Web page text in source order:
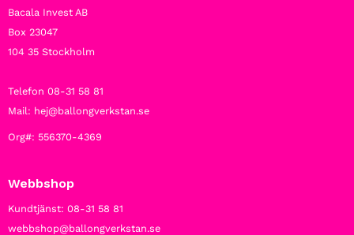
Bacala Invest AB
Box 23047
104 35 Stockholm
Telefon 08-31 58 81
Mail: hej@ballongverkstan.se
Org#: 556370-4369
Webbshop
Kundtjänst: 08-31 58 81
webbshop@ballongverkstan.se